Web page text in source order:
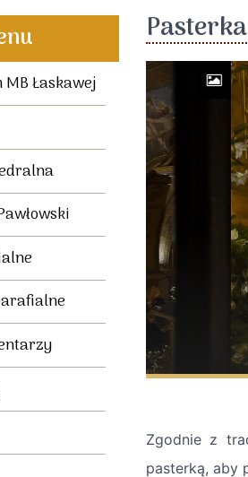
Łaskawej
Pasterka
Zgodnie z
pasterką, aby